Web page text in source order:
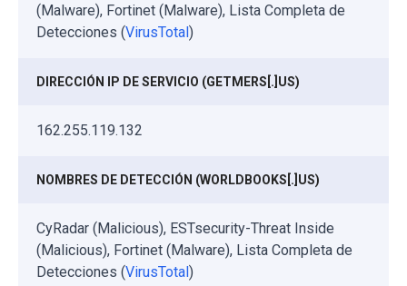
(Malware), Fortinet (Malware), Lista Completa de
Detecciones (VirusTotal)
DIRECCIÓN IP DE SERVICIO (GETMERS[.]US)
162.255.119.132
NOMBRES DE DETECCIÓN (WORLDBOOKS[.]US)
CyRadar (Malicious), ESTsecurity-Threat Inside
(Malicious), Fortinet (Malware), Lista Completa de
Detecciones (VirusTotal)